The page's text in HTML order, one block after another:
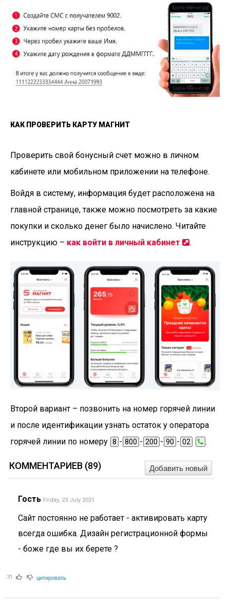
КАК ПРОВЕРИТЬ КАРТУ МАГНИТ
Проверить свой бонусный счет можно в личном
кабинете или мобильном приложении на телефоне.
Войдя в систему, информация будет расположена на
главной странице, также можно посмотреть за какие
покупки и сколько денег было начислено. Читайте
инструкцию – как войти в личный кабинет .
Второй вариант – позвонить на номер горячей линии
и после идентификации узнать остаток у оператора
горячей линии по номеру 8 - 800 - 200 - 90 - 02 .
КОММЕНТАРИЕВ (89) Добавить новый
Гость Friday, 23 July 2021
Сайт постоянно не работает - активировать карту
всегда ошибка. Дизайн регистрационной формы
- боже где вы их берете ?
31 цитировать